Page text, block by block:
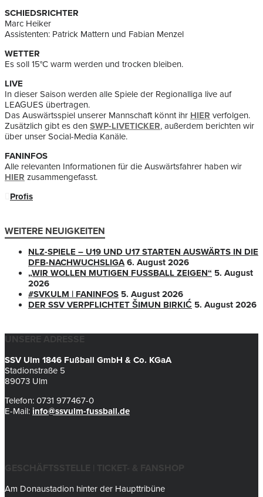
SCHIEDSRICHTER
Marc Heiker
Assistenten: Patrick Mattern und Fabian Menzel
WETTER
Es soll 15°C warm werden und trocken bleiben.
LIVE
In dieser Saison werden alle Spiele der Regionalliga live auf
LEAGUES übertragen.
Das Auswärtsspiel unserer Mannschaft könnt ihr HIER verfolgen.
Zusätzlich gibt es den SWP-LIVETICKER, außerdem berichten wir
über unser Social-Media Kanäle.
FANINFOS
Alle relevanten Informationen für die Auswärtsfahrer haben wir
HIER zusammengefasst.
Profis
WEITERE NEUIGKEITEN
NLZ-SPIELE – U19 UND U17 STARTEN AUSWÄRTS IN DIE
DFB-NACHWUCHSLIGA 6. August 2026
„WIR WOLLEN MUTIGEN FUSSBALL ZEIGEN“
5. August
2026
#SVKULM | FANINFOS 5. August 2026
DER SSV VERPFLICHTET ŠIMUN BIRKIĆ 5. August 2026
UNSERE ADRESSE
SSV Ulm 1846 Fußball GmbH & Co. KGaA
Stadionstraße 5
89073 Ulm
Telefon: 0731 977467-0
E-Mail: info@ssvulm-fussball.de
GESCHÄFTSSTELLE | TICKET- & FANSHOP
Am Donaustadion hinter der Haupttribüne